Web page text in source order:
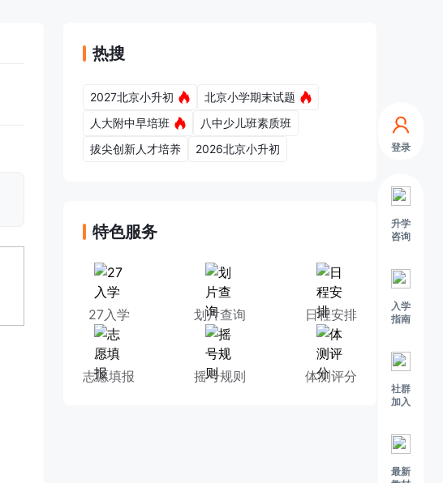
登录
升学
咨询
入学
指南
社群
加入
最新
热搜
2027北京小升初
北京小学期末试题
人大附中早培班
八中少儿班素质班
拔尖创新人才培养
2026北京小升初
特色服务
27入学 划片查询 日程安排
志愿填报 摇号规则 体测评分